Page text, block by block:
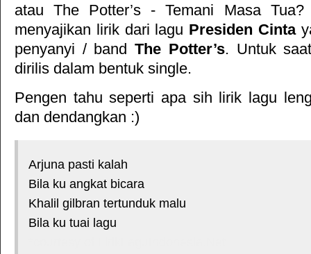
atauThe Potter’s - Temani Masa Tua?
menyajikan lirik dari lagu Presiden Cinta
penyanyi / bandThe Potter’s. Untuk
dirilis dalam bentuk single.
Pengen tahu seperti apa sih lirik lagu
dan dendangkan :)
Arjuna pasti kalah
Bila ku angkat bicara
Khalil gilbran tertunduk malu
Bila ku tuai lagu